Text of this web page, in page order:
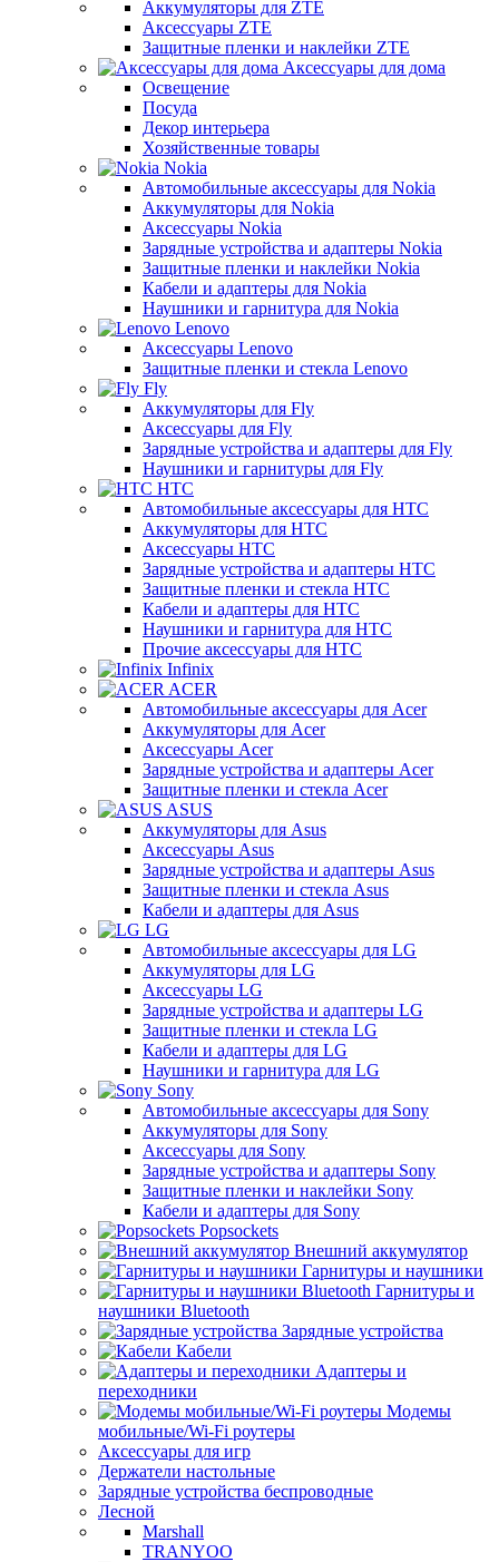
Аккумуляторы для ZTE
Аксессуары ZTE
Защитные пленки и наклейки ZTE
Аксессуары для дома
Освещение
Посуда
Декор интерьера
Хозяйственные товары
Nokia
Автомобильные аксессуары для Nokia
Аккумуляторы для Nokia
Аксессуары Nokia
Зарядные устройства и адаптеры Nokia
Защитные пленки и наклейки Nokia
Кабели и адаптеры для Nokia
Наушники и гарнитура для Nokia
Lenovo
Аксессуары Lenovo
Защитные пленки и стекла Lenovo
Fly
Аккумуляторы для Fly
Аксессуары для Fly
Зарядные устройства и адаптеры для Fly
Наушники и гарнитуры для Fly
HTC
Автомобильные аксессуары для HTC
Аккумуляторы для HTC
Аксессуары HTC
Зарядные устройства и адаптеры HTC
Защитные пленки и стекла HTC
Кабели и адаптеры для HTC
Наушники и гарнитура для HTC
Прочие аксессуары для HTC
Infinix
ACER
Автомобильные аксессуары для Acer
Аккумуляторы для Acer
Аксессуары Acer
Зарядные устройства и адаптеры Acer
Защитные пленки и стекла Acer
ASUS
Аккумуляторы для Asus
Аксессуары Asus
Зарядные устройства и адаптеры Asus
Защитные пленки и стекла Asus
Кабели и адаптеры для Asus
LG
Автомобильные аксессуары для LG
Аккумуляторы для LG
Аксессуары LG
Зарядные устройства и адаптеры LG
Защитные пленки и стекла LG
Кабели и адаптеры для LG
Наушники и гарнитура для LG
Sony
Автомобильные аксессуары для Sony
Аккумуляторы для Sony
Аксессуары для Sony
Зарядные устройства и адаптеры Sony
Защитные пленки и наклейки Sony
Кабели и адаптеры для Sony
Popsockets
Внешний аккумулятор
Гарнитуры и наушники
Гарнитуры и
наушники Bluetooth
Зарядные устройства
Кабели
Адаптеры и
переходники
Модемы
мобильные/Wi-Fi роутеры
Аксессуары для игр
Держатели настольные
Зарядные устройства беспроводные
Лесной
Marshall
TRANYOO